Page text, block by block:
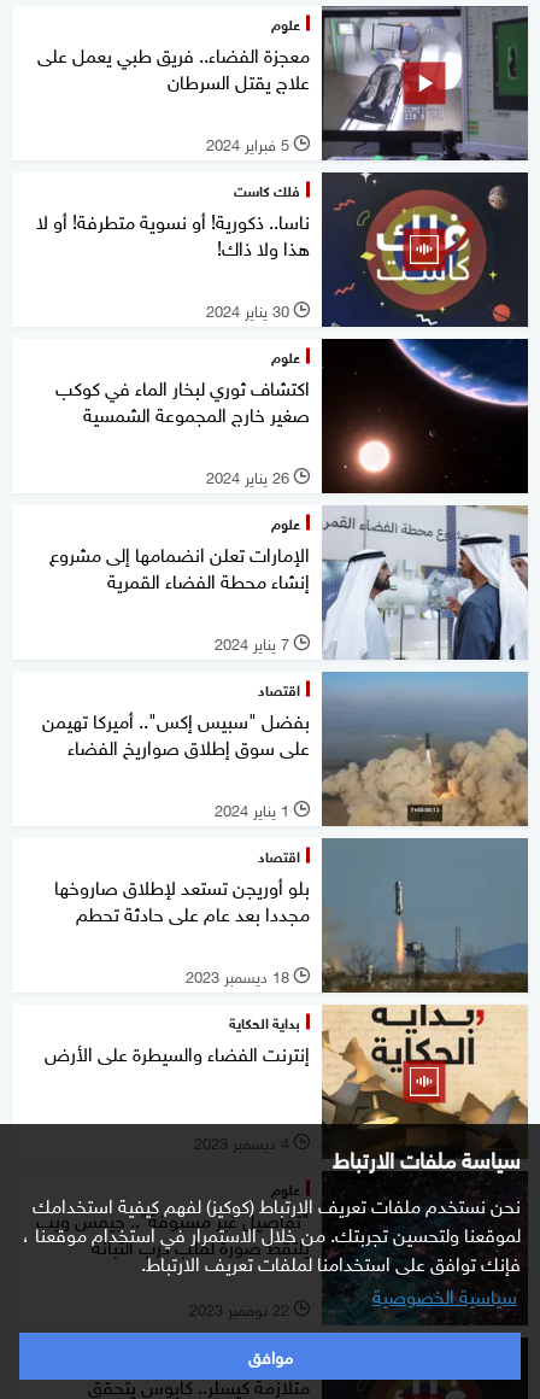
سياسة ملفات الارتباط
نحن نستخدم ملفات تعريف الارتباط (كوكيز) لفهم كيفية استخدامك
لموقعنا ولتحسين تجربتك. من خلال الاستمرار في استخدام موقعنا ،
فإنك توافق على استخدامنا لملفات تعريف الارتباط.
سياسية الخصوصية
موافق
علوم
معجزة الفضاء.. فريق طبي يعمل على
علاج يقتل السرطان
l 5 فبراير 2024
فلك كاست
ناسا.. ذكورية! أو نسوية متطرفة! أو لا
هذا ولا ذاك!
l 30 يناير 2024
علوم
اكتشاف ثوري لبخار الماء في كوكب
صغير خارج المجموعة الشمسية
l 26 يناير 2024
علوم
الإمارات تعلن انضمامها إلى مشروع
إنشاء محطة الفضاء القمرية
l 7 يناير 2024
اقتصاد
بفضل "سبيس إكس".. أميركا تهيمن
على سوق إطلاق صواريخ الفضاء
l 1 يناير 2024
اقتصاد
بلو أوريجن تستعد لإطلاق صاروخها
مجددا بعد عام على حادثة تحطم
l 18 ديسمبر 2023
بداية الحكاية
إنترنت الفضاء والسيطرة على الأرض
l 4 ديسمبر 2023
علوم
"تفاصيل غير مسبوقة".. جيمس ويب
يلتقط صورة لقلب درب التبانة
l 22 نوفمبر 2023
فلك كاست
متلازمة كيسلر.. كابوس يتحقق